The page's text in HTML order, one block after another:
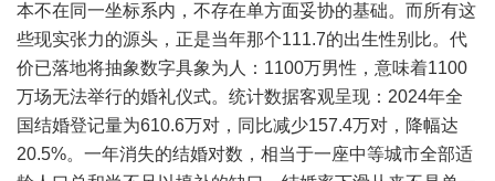
本不在同一坐标系内，不存在单方面妥协的基础。而所有这
些现实张力的源头，正是当年那个111.7的出生性别比。代
价已落地将抽象数字具象为人：1100万男性，意味着1100
万场无法举行的婚礼仪式。统计数据客观呈现：2024年全
国结婚登记量为610.6万对，同比减少157.4万对，降幅达
20.5%。一年消失的结婚对数，相当于一座中等城市全部适